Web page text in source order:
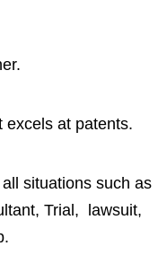
excels at patents.
situations such as
Trial, lawsuit,